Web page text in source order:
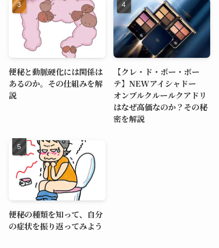
便秘と動脈硬化には関係は
あるのか。その仕組みを解
説
【クレ・ド・ポー・ボー
テ】NEWアイシャドー
オンブルクルールクアドリ
はなぜ高価なのか？その秘
密を解説
便秘の種類を知って、自分
の症状を振り返ってみよう